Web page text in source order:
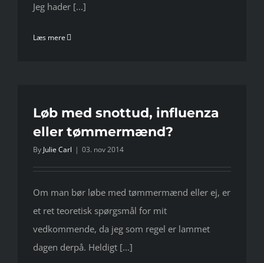
Jeg hader [...]
Læs mere
Løb med snottud, influenza
eller tømmermænd?
By Julie Carl | 03. nov 2014
Om man bør løbe med tømmermænd eller ej, er
et ret teoretisk spørgsmål for mit
vedkommende, da jeg som regel er lammet
dagen derpå. Heldigt [...]